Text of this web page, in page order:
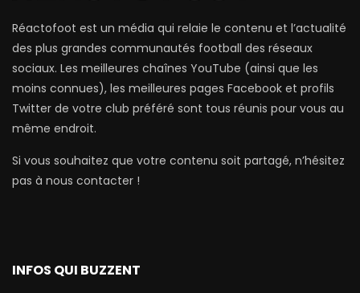
Réactofoot est un média qui relaie le contenu et l’actualité
des plus grandes communautés football des réseaux
sociaux. Les meilleures chaînes YouTube (ainsi que les
moins connues), les meilleures pages Facebook et profils
Twitter de votre club préféré sont tous réunis pour vous au
même endroit.
Si vous souhaitez que votre contenu soit partagé, n’hésitez
pas à nous contacter !
INFOS QUI BUZZENT